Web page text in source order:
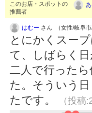
このお店・スポットの
推薦者
はむー さん （女性/岐阜市
とにかくスー
て、しばらく
二人で行った
た。そういう
たです。
（投